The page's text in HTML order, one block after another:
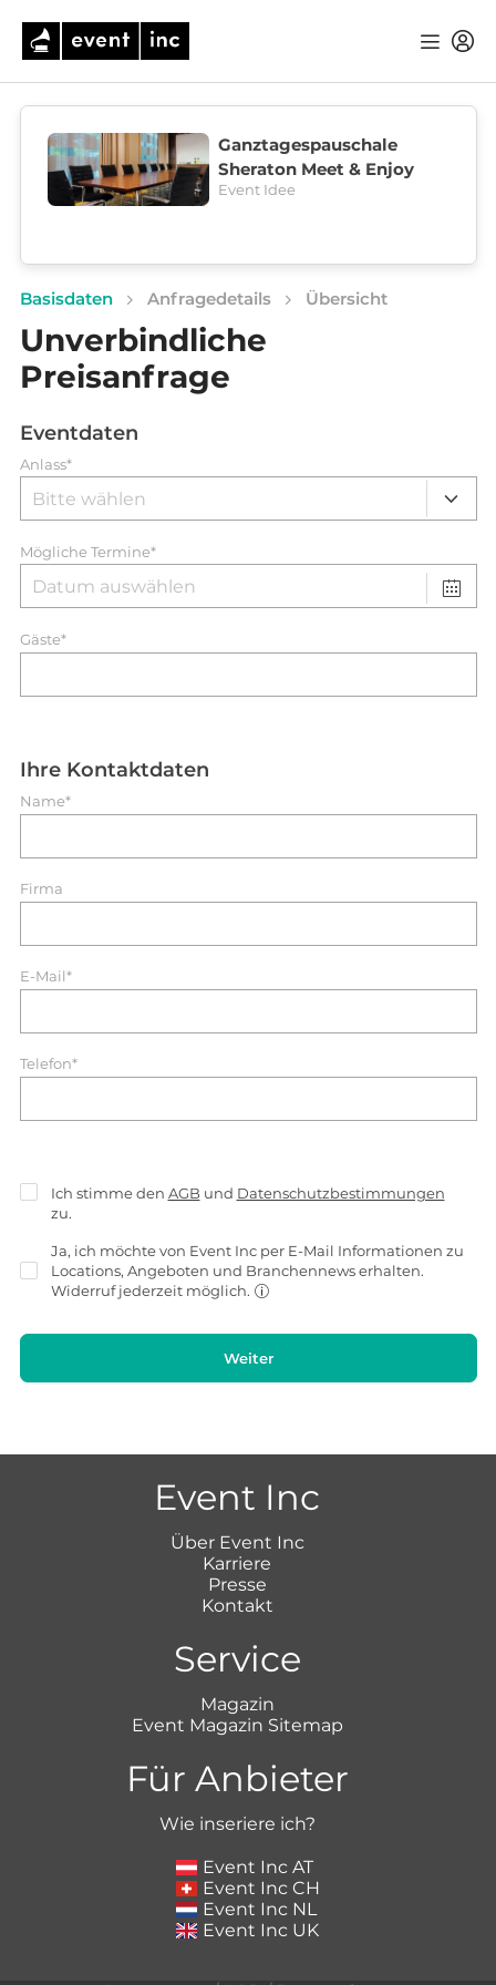
Ganztagespauschale
Sheraton Meet & Enjoy
Event Idee
Basisdaten Anfragedetails Übersicht
Unverbindliche
Preisanfrage
Eventdaten
Anlass*
Mögliche Termine*
Gäste*
Ihre Kontaktdaten
Name*
Firma
E-Mail*
Telefon*
Ich stimme den AGB und Datenschutzbestimmungen
zu.
Ja, ich möchte von Event Inc per E-Mail Informationen zu
Locations, Angeboten und Branchennews erhalten.
Widerruf jederzeit möglich.
Weiter
Event Inc
Über Event Inc
Karriere
Presse
Kontakt
Service
Magazin
Event Magazin Sitemap
Für Anbieter
Wie inseriere ich?
Event Inc AT
Event Inc CH
Event Inc NL
Event Inc UK